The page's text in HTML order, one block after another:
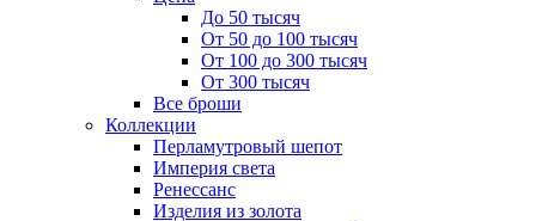
До 50 тысяч
От 50 до 100 тысяч
От 100 до 300 тысяч
От 300 тысяч
Все броши
Коллекции
Перламутровый шепот
Империя света
Ренессанс
Изделия из золота